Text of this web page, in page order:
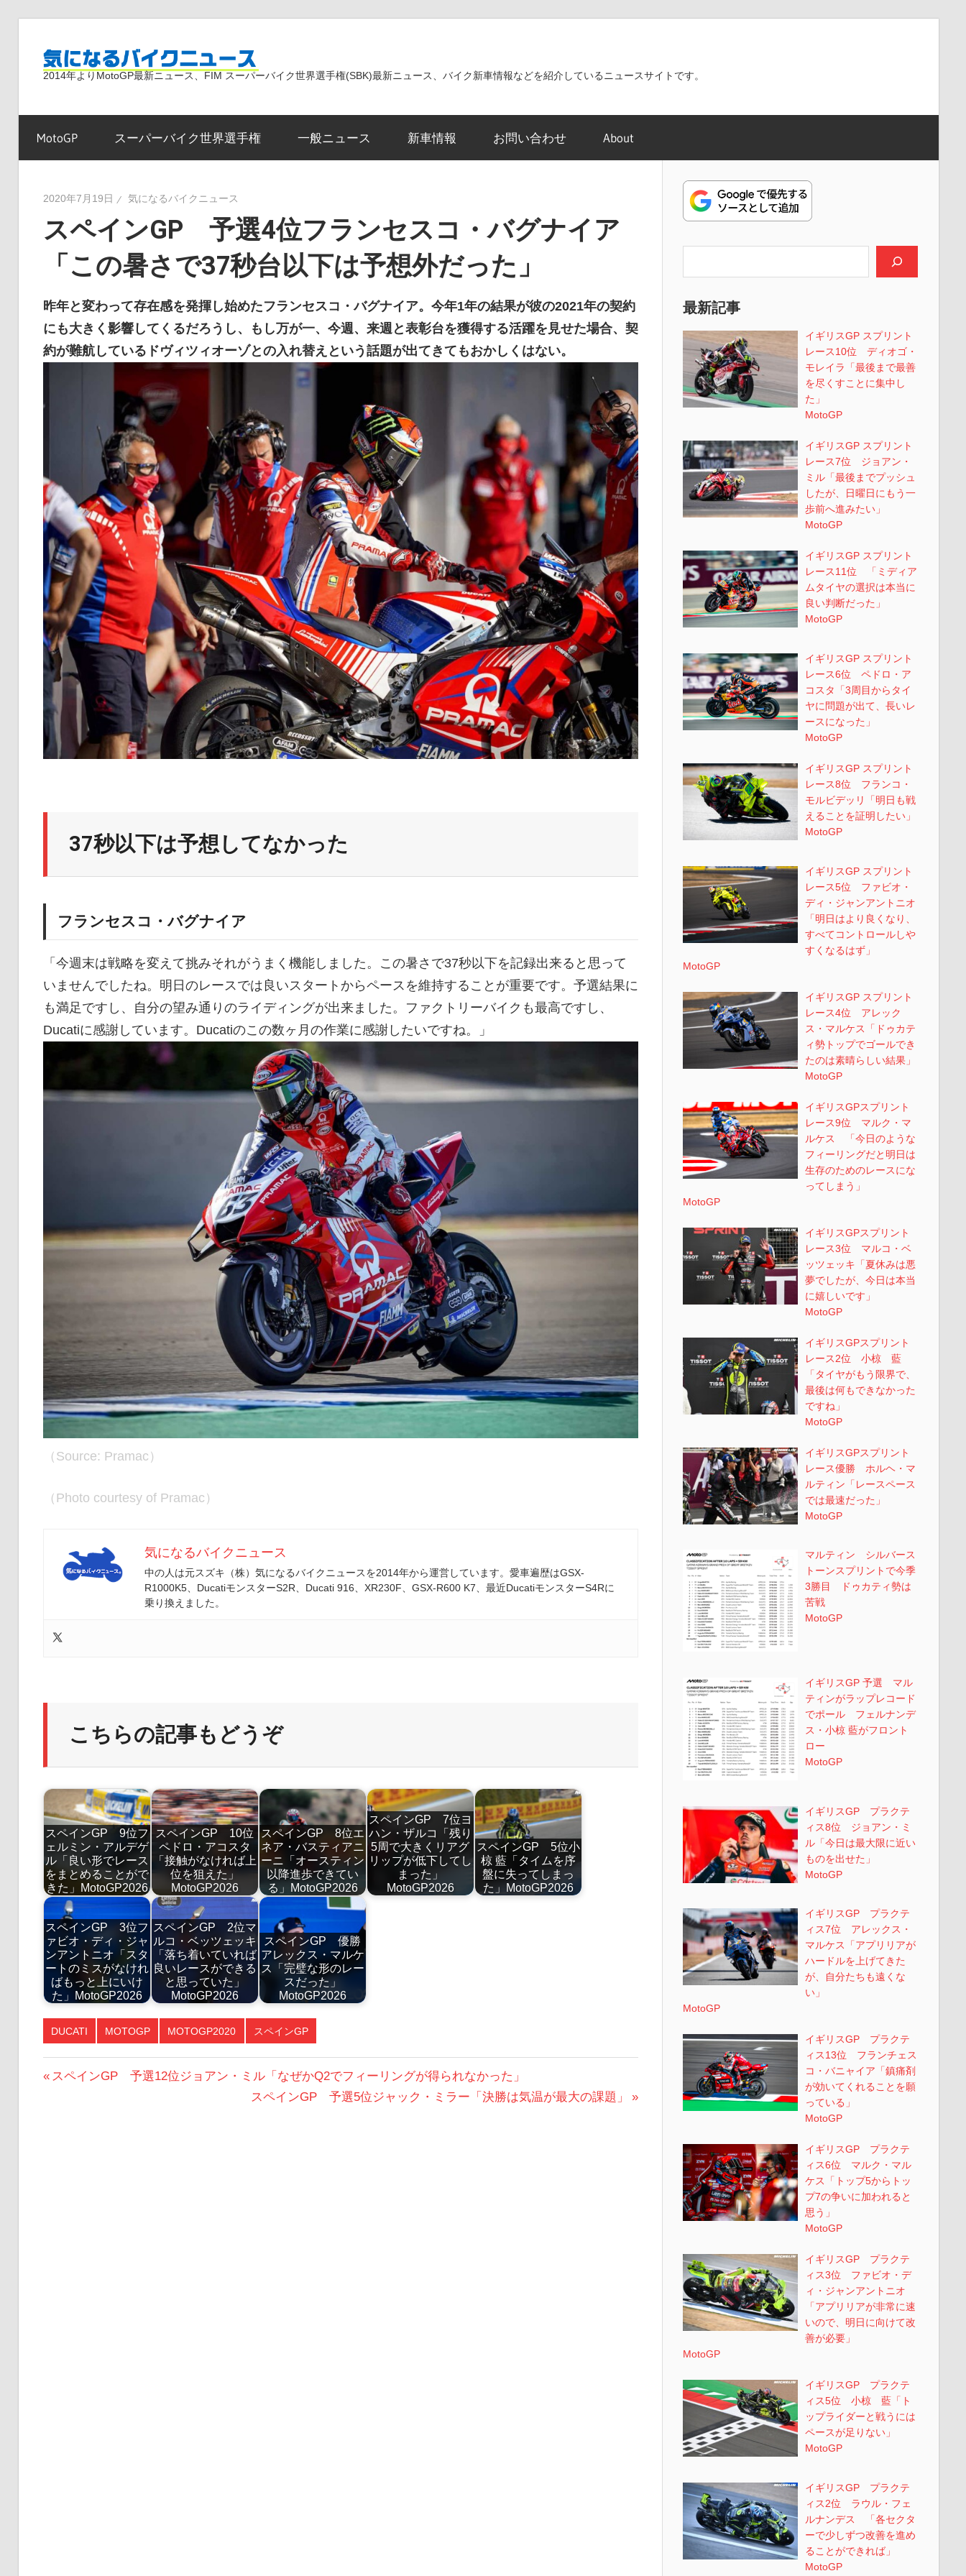
気
に
る
バ
イ
ニ
ュ
ー
ス
2014年よりMotoGP最新ニュース、FIM スーパーバイク世界選手権(SBK)最新ニュース、バイク新車情報などを紹介しているニュースサイトです。
MotoGP スーパーバイク世界選手権 一般ニュース 新車情報 お問い合わせ About
2020年7月19日 気になるバイクニュース
スペインGP 予選4位フランセスコ・バグナイア
「この暑さで37秒台以下は予想外だった」
昨年と変わって存在感を発揮し始めたフランセスコ・バグナイア。今年1年の結果が彼の2021年の契約
にも大きく影響してくるだろうし、もし万が一、今週、来週と表彰台を獲得する活躍を見せた場合、契
約が難航しているドヴィツィオーゾとの入れ替えという話題が出てきてもおかしくはない。
37秒以下は予想してなかった
フランセスコ・バグナイア
「今週末は戦略を変えて挑みそれがうまく機能しました。この暑さで37秒以下を記録出来ると思って
いませんでしたね。明日のレースでは良いスタートからペースを維持することが重要です。予選結果に
も満足ですし、自分の望み通りのライディングが出来ました。ファクトリーバイクも最高ですし、
Ducatiに感謝しています。Ducatiのこの数ヶ月の作業に感謝したいですね。」
（Source: Pramac）
（Photo courtesy of Pramac）
気になるバイクニュース
中の人は元スズキ（株）気になるバイクニュースを2014年から運営しています。愛車遍歴はGSX-
R1000K5、DucatiモンスターS2R、Ducati 916、XR230F、GSX-R600 K7、最近DucatiモンスターS4Rに
乗り換えました。
こちらの記事もどうぞ
スペインGP 9位フ
ェルミン・アルデゲ
ル「良い形でレース
をまとめることがで
きた」MotoGP2026
スペインGP 10位
ペドロ・アコスタ
「接触がなければ上
位を狙えた」
MotoGP2026
スペインGP 8位エ
ネア・バスティアニ
ーニ「オースティン
以降進歩できてい
る」MotoGP2026
スペインGP 7位ヨ
ハン・ザルコ「残り
5周で大きくリアグ
リップが低下してし
まった」
MotoGP2026
スペインGP 5位小
椋 藍「タイムを序
盤に失ってしまっ
た」MotoGP2026
スペインGP 3位フ
ァビオ・ディ・ジャ
ンアントニオ「スタ
ートのミスがなけれ
ばもっと上にいけ
た」MotoGP2026
スペインGP 2位マ
ルコ・ベッツェッキ
「落ち着いていれば
良いレースができる
と思っていた」
MotoGP2026
スペインGP 優勝
アレックス・マルケ
ス「完璧な形のレー
スだった」
MotoGP2026
DUCATI MOTOGP MOTOGP2020 スペインGP
投
前
スペインGP 予選12位ジョアン・ミル「なぜかQ2でフィーリングが得られなかった」
次
スペインGP 予選5位ジャック・ミラー「決勝は気温が最大の課題」
最新記事
イギリスGP スプリント
レース10位 ディオゴ・
モレイラ「最後まで最善
を尽くすことに集中し
た」
MotoGP
イギリスGP スプリント
レース7位 ジョアン・
ミル「最後までプッシュ
したが、日曜日にもう一
歩前へ進みたい」
MotoGP
イギリスGP スプリント
レース11位 「ミディア
ムタイヤの選択は本当に
良い判断だった」
MotoGP
イギリスGP スプリント
レース6位 ペドロ・ア
コスタ「3周目からタイ
ヤに問題が出て、長いレ
ースになった」
MotoGP
イギリスGP スプリント
レース8位 フランコ・
モルビデッリ「明日も戦
えることを証明したい」
MotoGP
イギリスGP スプリント
レース5位 ファビオ・
ディ・ジャンアントニオ
「明日はより良くなり、
すべてコントロールしや
すくなるはず」
MotoGP
イギリスGP スプリント
レース4位 アレック
ス・マルケス「ドゥカテ
ィ勢トップでゴールでき
たのは素晴らしい結果」
MotoGP
イギリスGPスプリント
レース9位 マルク・マ
ルケス 「今日のような
フィーリングだと明日は
生存のためのレースにな
ってしまう」
MotoGP
イギリスGPスプリント
レース3位 マルコ・ベ
ッツェッキ「夏休みは悪
夢でしたが、今日は本当
に嬉しいです」
MotoGP
イギリスGPスプリント
レース2位 小椋 藍
「タイヤがもう限界で、
最後は何もできなかった
ですね」
MotoGP
イギリスGPスプリント
レース優勝 ホルヘ・マ
ルティン「レースペース
では最速だった」
MotoGP
マルティン シルバース
トーンスプリントで今季
3勝目 ドゥカティ勢は
苦戦
MotoGP
イギリスGP 予選 マル
ティンがラップレコード
でポール フェルナンデ
ス・小椋 藍がフロント
ロー
MotoGP
イギリスGP プラクテ
ィス8位 ジョアン・ミ
ル「今日は最大限に近い
ものを出せた」
MotoGP
イギリスGP プラクテ
ィス7位 アレックス・
マルケス「アプリリアが
ハードルを上げてきた
が、自分たちも遠くな
い」
MotoGP
イギリスGP プラクテ
ィス13位 フランチェス
コ・バニャイア「鎮痛剤
が効いてくれることを願
っている」
MotoGP
イギリスGP プラクテ
ィス6位 マルク・マル
ケス「トップ5からトッ
プ7の争いに加われると
思う」
MotoGP
イギリスGP プラクテ
ィス3位 ファビオ・デ
ィ・ジャンアントニオ
「アプリリアが非常に速
いので、明日に向けて改
善が必要」
MotoGP
イギリスGP プラクテ
ィス5位 小椋 藍「ト
ップライダーと戦うには
ペースが足りない」
MotoGP
イギリスGP プラクテ
ィス2位 ラウル・フェ
ルナンデス 「各セクタ
ーで少しずつ改善を進め
ることができれば」
MotoGP